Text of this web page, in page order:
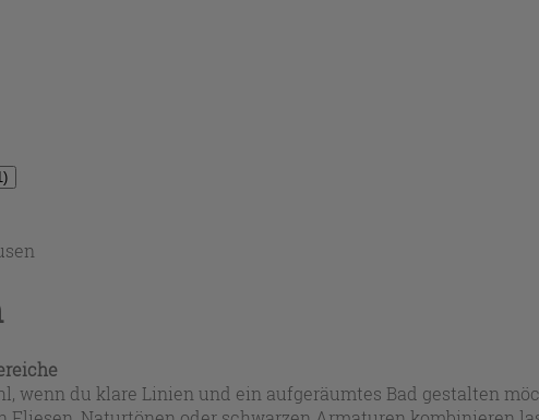
)
wenn du klare Linien und ein aufgeräumtes Bad gestalten